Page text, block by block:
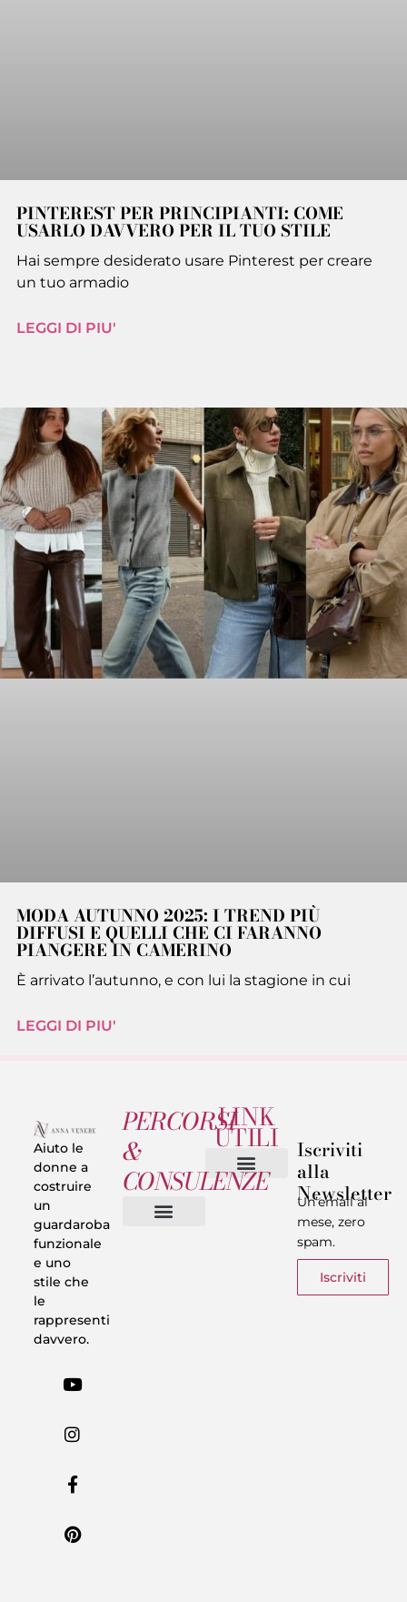
PINTEREST PER PRINCIPIANTI: COME
USARLO DAVVERO PER IL TUO STILE
Hai sempre desiderato usare Pinterest per creare
un tuo armadio
LEGGI DI PIU'
MODA AUTUNNO 2025: I TREND PIÙ
DIFFUSI E QUELLI CHE CI FARANNO
PIANGERE IN CAMERINO
È arrivato l’autunno, e con lui la stagione in cui
LEGGI DI PIU'
Aiuto le
donne a
costruire
un
guardaroba
funzionale
e uno
stile che
le
rappresenti
davvero.
PERCORSI
&
CONSULENZE
LINK
UTILI Iscriviti
alla
Newsletter
Un’email al
mese, zero
spam.
Iscriviti